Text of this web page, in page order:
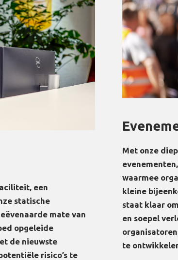
een
statische
mate van
opgeleide
de nieuwste
risico’s te
Met onze
waarmee
kleine
staat klaar
en soepel
te